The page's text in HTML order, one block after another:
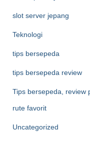
slot server jepang
Teknologi
tips bersepeda
tips bersepeda review
Tips bersepeda, review
rute favorit
Uncategorized